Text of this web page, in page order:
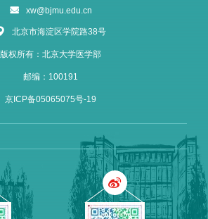
xw@bjmu.edu.cn
北京市海淀区学院路38号
版权所有：北京大学医学部
邮编：100191
京ICP备05065075号-19